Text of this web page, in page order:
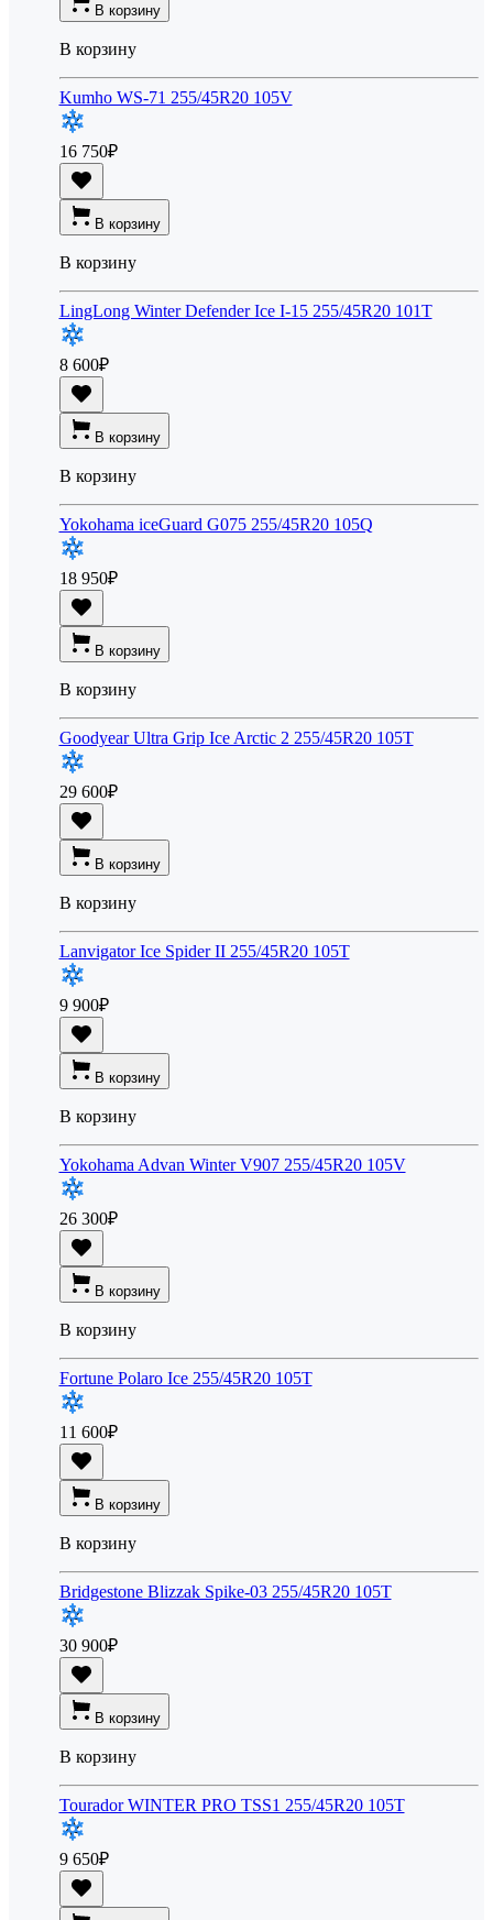
В корзину
В корзину
Kumho WS-71 255/45R20 105V
16 750₽
В корзину
В корзину
LingLong Winter Defender Ice I-15 255/45R20 101T
8 600₽
В корзину
В корзину
Yokohama iceGuard G075 255/45R20 105Q
18 950₽
В корзину
В корзину
Goodyear Ultra Grip Ice Arctic 2 255/45R20 105T
29 600₽
В корзину
В корзину
Lanvigator Ice Spider II 255/45R20 105T
9 900₽
В корзину
В корзину
Yokohama Advan Winter V907 255/45R20 105V
26 300₽
В корзину
В корзину
Fortune Polaro Ice 255/45R20 105T
11 600₽
В корзину
В корзину
Bridgestone Blizzak Spike-03 255/45R20 105T
30 900₽
В корзину
В корзину
Tourador WINTER PRO TSS1 255/45R20 105T
9 650₽